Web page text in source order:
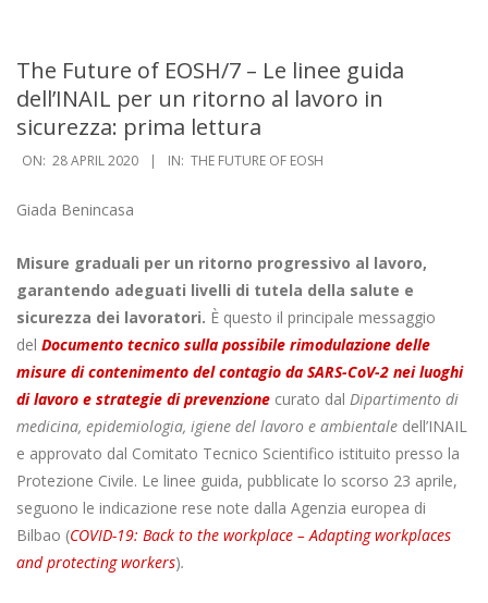
The Future of EOSH/7 – Le linee guida
dell’INAIL per un ritorno al lavoro in
sicurezza: prima lettura
ON: 28 APRIL 2020 IN: THE FUTURE OF EOSH
Giada Benincasa
Misure graduali per un ritorno progressivo al lavoro,
garantendo adeguati livelli di tutela della salute e
sicurezza dei lavoratori. È questo il principale messaggio
del Documento tecnico sulla possibile rimodulazione delle
misure di contenimento del contagio da SARS-CoV-2 nei luoghi
di lavoro e strategie di prevenzione curato dal Dipartimento di
medicina, epidemiologia, igiene del lavoro e ambientale dell’INAIL
e approvato dal Comitato Tecnico Scientifico istituito presso la
Protezione Civile. Le linee guida, pubblicate lo scorso 23 aprile,
seguono le indicazione rese note dalla Agenzia europea di
Bilbao (COVID-19: Back to the workplace – Adapting workplaces
and protecting workers).